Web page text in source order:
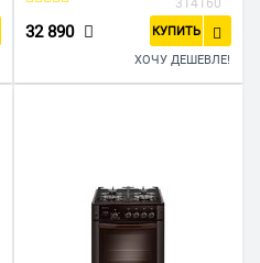
314160
32 890 КУПИТЬ
ХОЧУ ДЕШЕВЛЕ!